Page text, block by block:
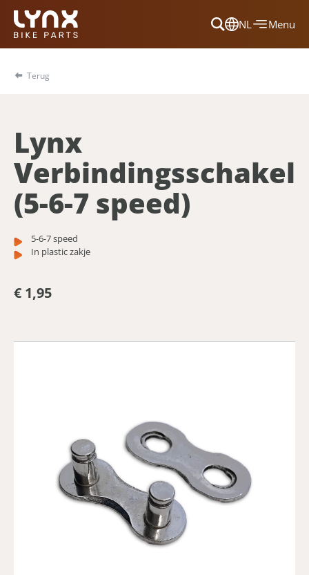
NL
Dansk
Menu
Terug
Lynx
Verbindingsschakel
(5-6-7 speed)
5-6-7 speed
In plastic zakje
€ 1,95